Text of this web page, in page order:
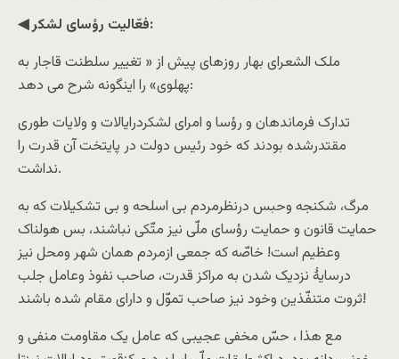
◀ فعّالیت رؤسای لشکر:
ملک الشعرای بهار روزهای پیش از « تغییر سلطنت قاجار به
پهلوی» را اینگونه شرح می دهد:
تدارک فرماندهان و رؤسا و امرای لشکردرایالات و ولایات طوری
مقتدرشده بودند که خود رئیس دولت در پایتخت آن قدرت را
نداشت.
مرگ، شکنجه وحبس درنظرمردم بی اسلحه و بی تشکیلات که به
حمایت قانون و حمایت رؤسای ملّی نیز متّکی نباشند، بس هولناک
وعظیم است! خاصّه که جمعی ازمردم همان شهر ومحل نیز
درسایۀ نزدیک شدن به مراکز قدرت، صاحب نفوذ وعامل جلب
ثروت متنفّذین وخود نیز صاحب تموّل و دارای مقام شده باشند!
مع هذا ، حسّ مخفی عجیبی که عامل یک مقاومت منفی و